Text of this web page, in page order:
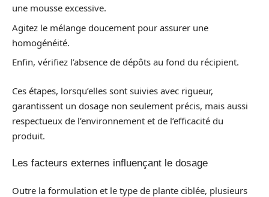
une mousse excessive.
Agitez le mélange doucement pour assurer une
homogénéité.
Enfin, vérifiez l’absence de dépôts au fond du récipient.
Ces étapes, lorsqu’elles sont suivies avec rigueur,
garantissent un dosage non seulement précis, mais aussi
respectueux de l’environnement et de l’efficacité du
produit.
Les facteurs externes influençant le dosage
Outre la formulation et le type de plante ciblée, plusieurs